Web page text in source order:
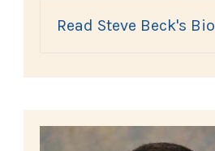
Read Steve Beck's Bio